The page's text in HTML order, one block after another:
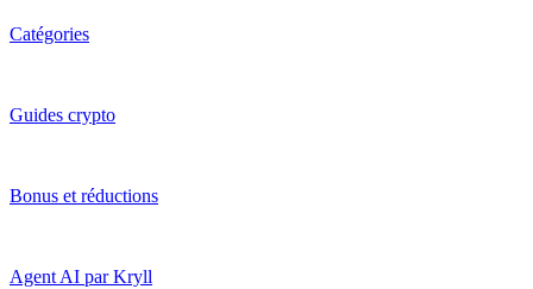
Catégories
Guides crypto
Bonus et réductions
Agent AI par Kryll